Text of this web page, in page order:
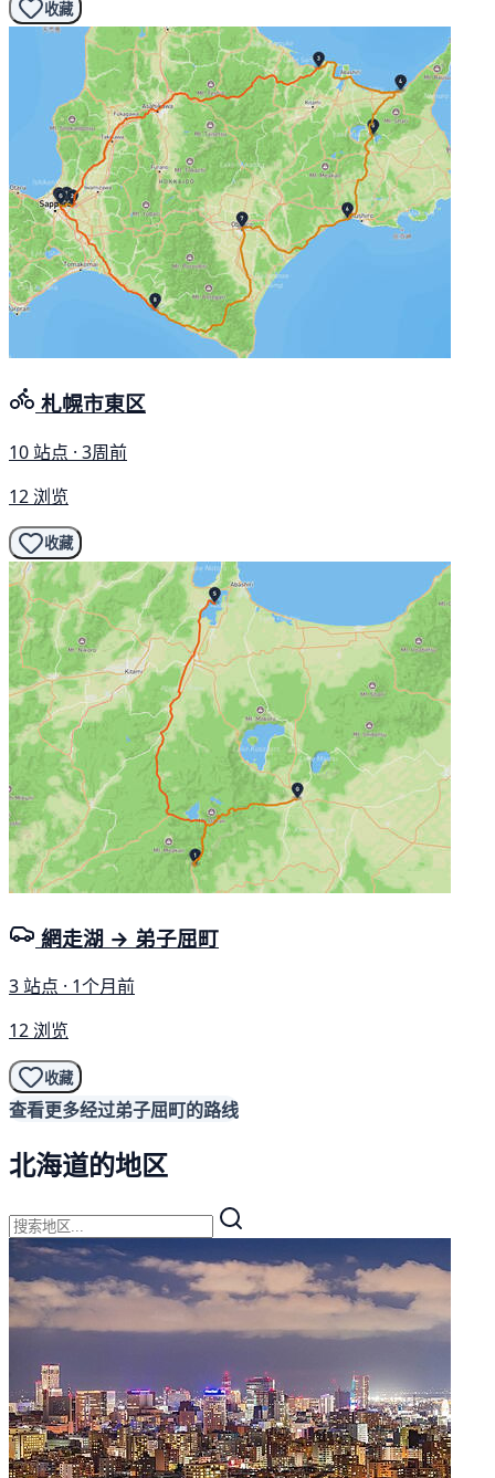
收藏
札幌市東区
10 站点 · 3周前
12 浏览
收藏
網走湖 → 弟子屈町
3 站点 · 1个月前
12 浏览
收藏
查看更多经过弟子屈町的路线
北海道的地区